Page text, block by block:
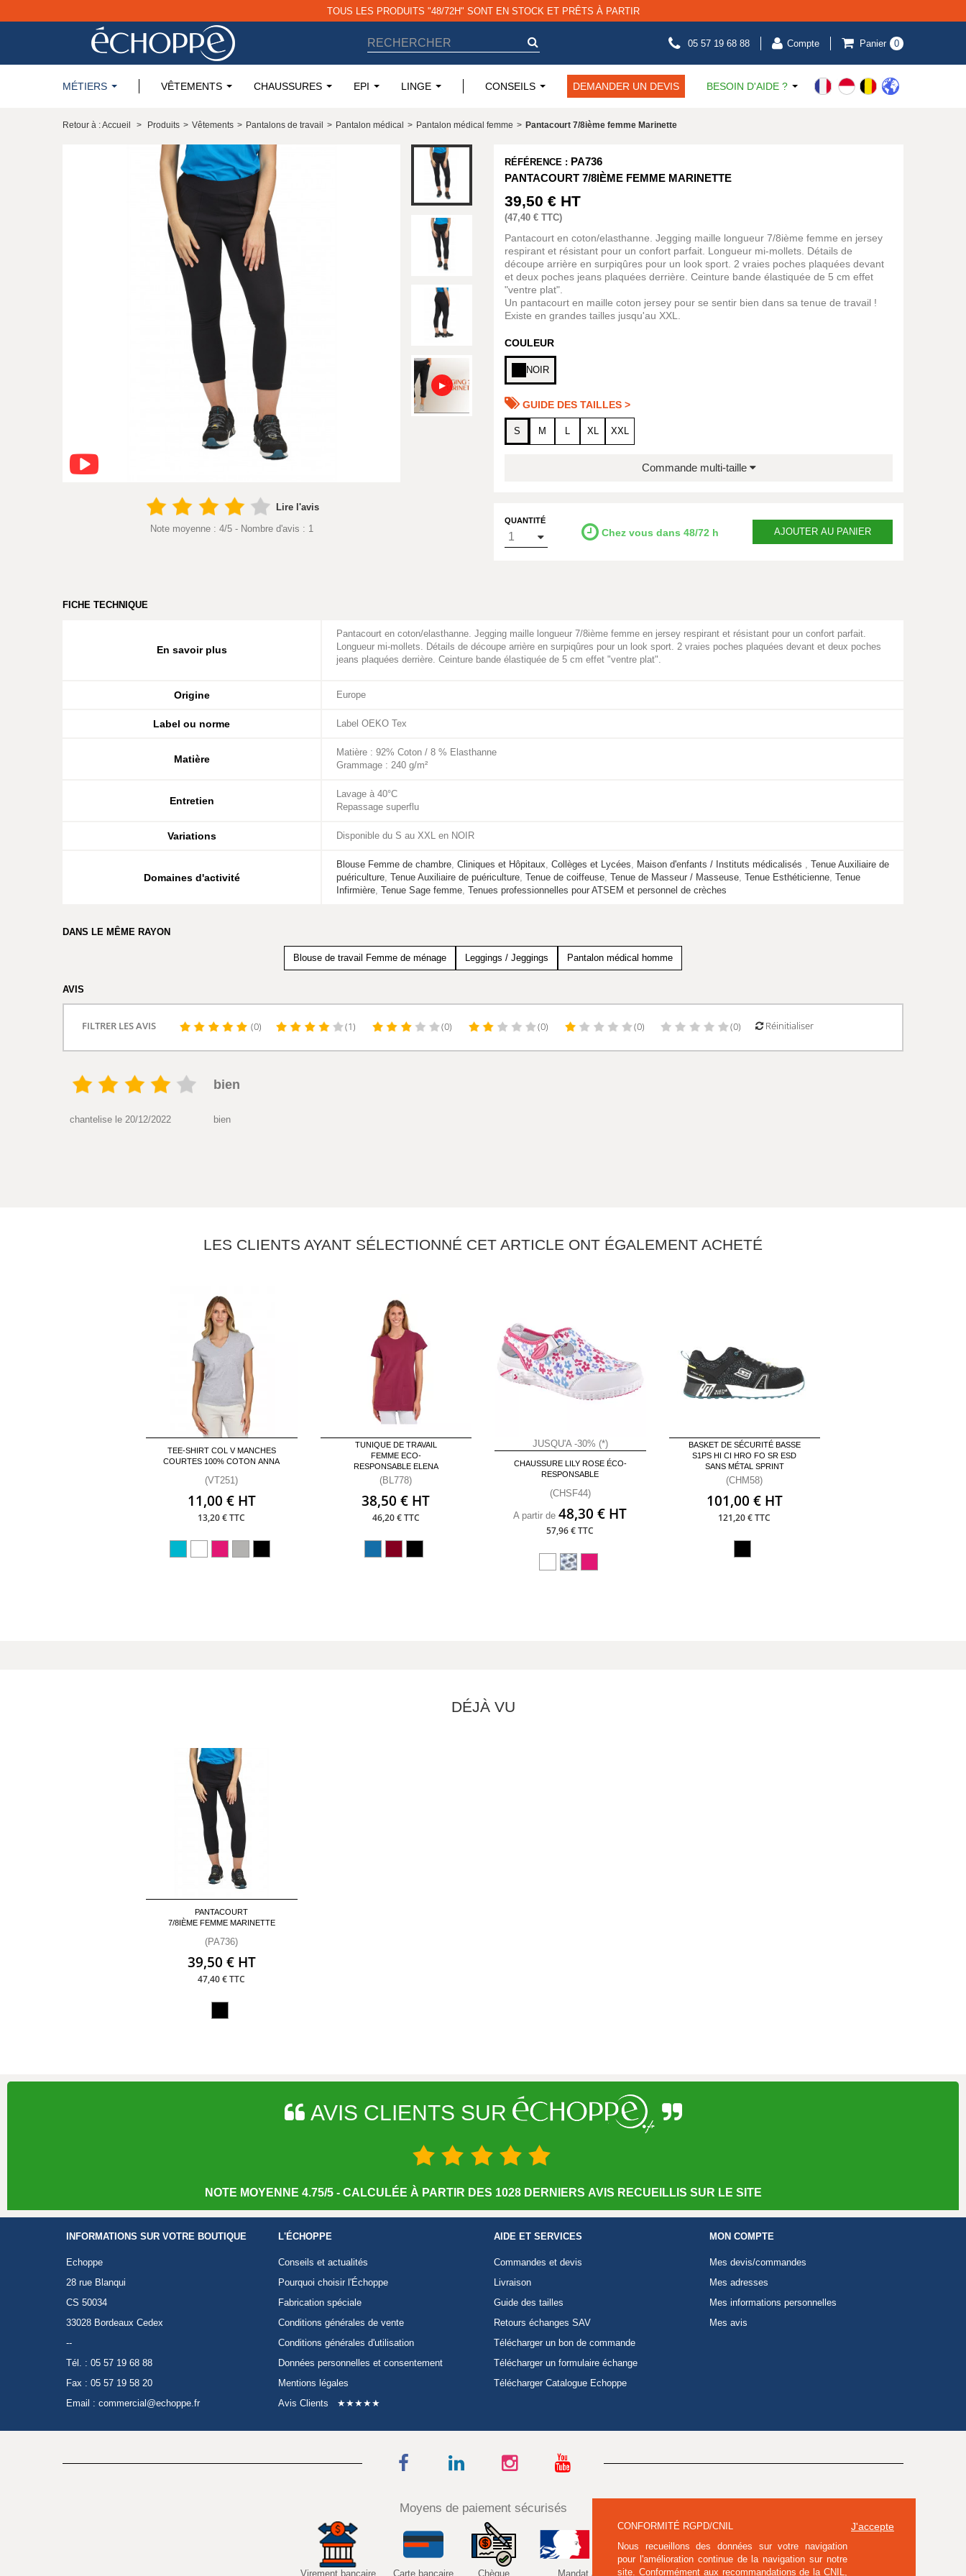
TOUS LES PRODUITS "48/72H" SONT EN STOCK ET PRÊTS À PARTIR
05 57 19 68 88 Compte Panier 0
CONFORMITÉ RGPD/CNIL
Nous recueillons des données sur votre navigation
pour l'amélioration continue de la navigation sur notre
site. Conformément aux recommandations de la CNIL,
J'accepte
MÉTIERS VÊTEMENTS CHAUSSURES EPI LINGE CONSEILS DEMANDER UN DEVIS BESOIN D'AIDE ?
Retour à : Accueil > Produits > Vêtements > Pantalons de travail > Pantalon médical > Pantalon médical femme > Pantacourt 7/8ième femme Marinette
▶
Lire l'avis
Note moyenne : 4/5- Nombre d'avis : 1
RÉFÉRENCE : PA736
PANTACOURT 7/8IÈME FEMME MARINETTE
39,50 € HT
(47,40 € TTC)
Pantacourt en coton/elasthanne. Jegging maille longueur 7/8ième femme en jersey
respirant et résistant pour un confort parfait. Longueur mi-mollets. Détails de
découpe arrière en surpiqûres pour un look sport. 2 vraies poches plaquées devant
et deux poches jeans plaquées derrière. Ceinture bande élastiquée de 5 cm effet
"ventre plat".
Un pantacourt en maille coton jersey pour se sentir bien dans sa tenue de travail !
Existe en grandes tailles jusqu'au XXL.
COULEUR
NOIR
GUIDE DES TAILLES >
S M L XL XXL
Commande multi-taille
QUANTITÉ
Chez vous dans 48/72 h AJOUTER AU PANIER
FICHE TECHNIQUE
En savoir plus
Pantacourt en coton/elasthanne. Jegging maille longueur 7/8ième femme en jersey respirant et résistant pour un confort parfait.
Longueur mi-mollets. Détails de découpe arrière en surpiqûres pour un look sport. 2 vraies poches plaquées devant et deux poches
jeans plaquées derrière. Ceinture bande élastiquée de 5 cm effet "ventre plat".
Origine Europe
Label ou norme Label OEKO Tex
Matière
Matière : 92% Coton / 8 % Elasthanne
Grammage : 240 g/m²
Entretien
Lavage à 40°C
Repassage superflu
Variations Disponible du S au XXL en NOIR
Domaines d'activité
Blouse Femme de chambre, Cliniques et Hôpitaux, Collèges et Lycées, Maison d'enfants / Instituts médicalisés , Tenue Auxiliaire de
puériculture, Tenue Auxiliaire de puériculture, Tenue de coiffeuse, Tenue de Masseur / Masseuse, Tenue Esthéticienne, Tenue
Infirmière, Tenue Sage femme, Tenues professionnelles pour ATSEM et personnel de crèches
DANS LE MÊME RAYON
Blouse de travail Femme de ménage Leggings / Jeggings Pantalon médical homme
AVIS
FILTRER LES AVIS (0) (1) (0) (0) (0) (0) Réinitialiser
bien
chantelise le 20/12/2022 bien
LES CLIENTS AYANT SÉLECTIONNÉ CET ARTICLE ONT ÉGALEMENT ACHETÉ
TEE-SHIRT COL V MANCHES
COURTES 100% COTON ANNA
(VT251)
11,00 € HT
13,20 € TTC
TUNIQUE DE TRAVAIL
FEMME ECO-
RESPONSABLE ELENA
(BL778)
38,50 € HT
46,20 € TTC
JUSQU'A -30% (*)
CHAUSSURE LILY ROSE ÉCO-
RESPONSABLE
(CHSF44)
A partir de48,30 € HT
57,96 € TTC
BASKET DE SÉCURITÉ BASSE
S1PS HI CI HRO FO SR ESD
SANS MÉTAL SPRINT
(CHM58)
101,00 € HT
121,20 € TTC
DÉJÀ VU
PANTACOURT
7/8IÈME FEMME MARINETTE
(PA736)
39,50 € HT
47,40 € TTC
AVIS CLIENTS SUR
NOTE MOYENNE 4.75/5 - CALCULÉE À PARTIR DES 1028 DERNIERS AVIS RECUEILLIS SUR LE SITE
INFORMATIONS SUR VOTRE BOUTIQUE
Echoppe
28 rue Blanqui
CS 50034
33028 Bordeaux Cedex
--
Tél. : 05 57 19 68 88
Fax : 05 57 19 58 20
Email : commercial@echoppe.fr
L'ÉCHOPPE
Conseils et actualités
Pourquoi choisir l'Échoppe
Fabrication spéciale
Conditions générales de vente
Conditions générales d'utilisation
Données personnelles et consentement
Mentions légales
Avis Clients
★★★★★
AIDE ET SERVICES
Commandes et devis
Livraison
Guide des tailles
Retours échanges SAV
Télécharger un bon de commande
Télécharger un formulaire échange
Télécharger Catalogue Echoppe
MON COMPTE
Mes devis/commandes
Mes adresses
Mes informations personnelles
Mes avis
Moyens de paiement sécurisés
Virement bancaire Carte bancaire Chèque Mandat administratif